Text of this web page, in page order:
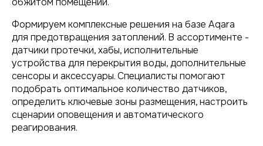
Формируем комплексные решения на базе Aqara
для предотвращения затоплений. В ассортименте -
датчики протечки, хабы, исполнительные
устройства для перекрытия воды, дополнительные
сенсоры и аксессуары. Специалисты помогают
подобрать оптимальное количество датчиков,
определить ключевые зоны размещения, настроить
сценарии оповещения и автоматического
реагирования.